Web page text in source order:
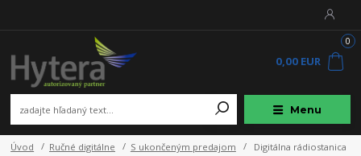
Menu
0
0,00 EUR
Úvod Ručné digitálne S ukončeným predajom
Digitálna rádiostanica